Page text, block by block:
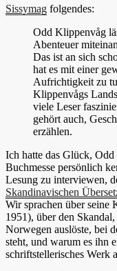
Sissymag folgendes:
Odd Klippenvåg
Abenteuer
Das ist an sich
hat es mit einer
Aufrichtigkeit zu
Klippenvågs
viele Leser
gehört auch,
erzählen.
Ich hatte das Glück,
Buchmesse persönlich
Lesung zu interviewen,
Skandinavischen
Wir sprachen über seine
1951), über den
Norwegen auslöste, bei
steht, und warum es ihn
schriftstellerisches Werk